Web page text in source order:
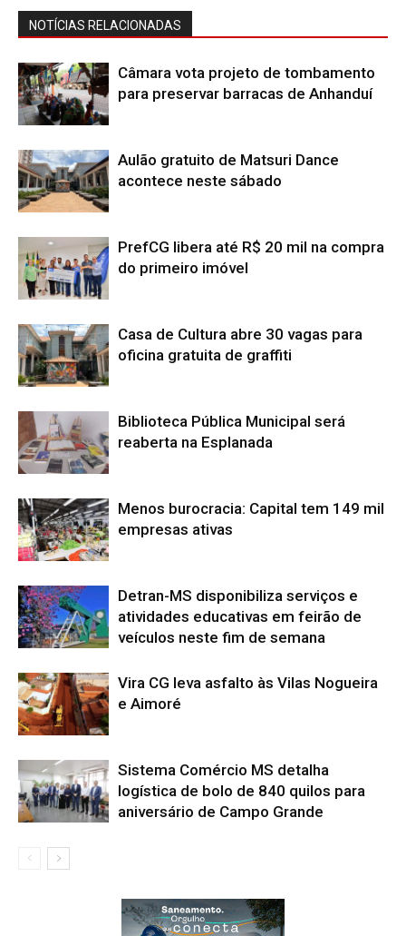
NOTÍCIAS RELACIONADAS
Câmara vota projeto de tombamento
para preservar barracas de Anhanduí
Aulão gratuito de Matsuri Dance
acontece neste sábado
PrefCG libera até R$ 20 mil na compra
do primeiro imóvel
Casa de Cultura abre 30 vagas para
oficina gratuita de graffiti
Biblioteca Pública Municipal será
reaberta na Esplanada
Menos burocracia: Capital tem 149 mil
empresas ativas
Detran-MS disponibiliza serviços e
atividades educativas em feirão de
veículos neste fim de semana
Vira CG leva asfalto às Vilas Nogueira
e Aimoré
Sistema Comércio MS detalha
logística de bolo de 840 quilos para
aniversário de Campo Grande